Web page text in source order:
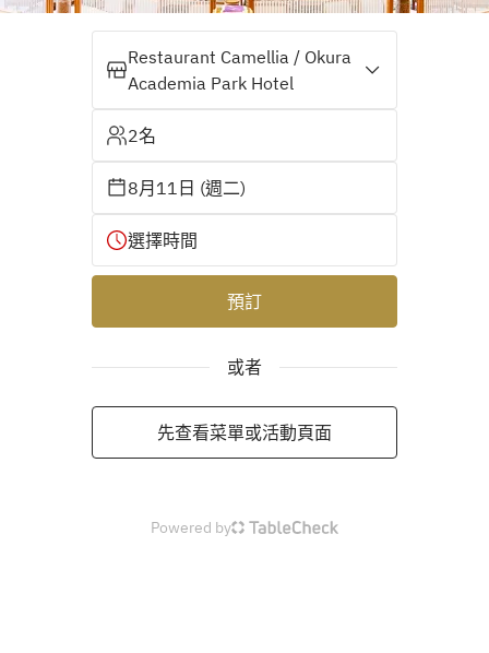
Restaurant Camellia / Okura
Academia Park Hotel
2名
8月11日 (週二)
選擇時間
預訂
或者
先查看菜單或活動頁面
Powered by